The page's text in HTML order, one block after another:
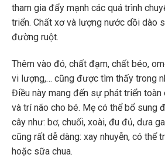
tham gia đẩy mạnh các quá trình
triển. Chất xơ và lượng nước dồi dào
đường ruột.
Thêm vào đó, chất đạm, chất béo,
vi lượng,… cũng được tìm thấy trong
Điều này mang đến sự phát triển toàn
và trí não cho bé. Mẹ có thể bổ sung
cây như: bơ, chuối, xoài, đu đủ, dưa
cũng rất dễ dàng: xay nhuyễn, có thể
hoặc sữa chua.